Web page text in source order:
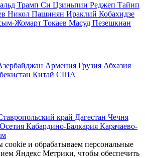
Трамп Си Цзиньпин Реджеп Тайип
Никол Пашинян Ираклий Кобахидзе
Жомарт Токаев Масуд Пезешкиан
Армения Грузия Абхазия
Китай США
край Дагестан Чечня
Кабардино-Балкария Карачаево-
и обрабатываем персональные
Яндекс Метрики, чтобы обеспечить